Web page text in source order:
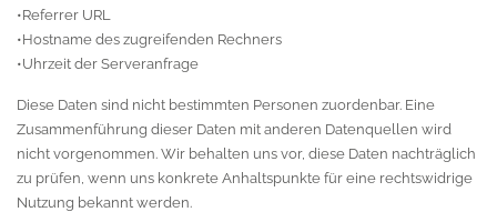
•Referrer URL
•Hostname des zugreifenden Rechners
•Uhrzeit der Serveranfrage
Diese Daten sind nicht bestimmten Personen zuordenbar. Eine
Zusammenführung dieser Daten mit anderen Datenquellen wird
nicht vorgenommen. Wir behalten uns vor, diese Daten nachträglich
zu prüfen, wenn uns konkrete Anhaltspunkte für eine rechtswidrige
Nutzung bekannt werden.